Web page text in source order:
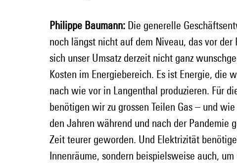
Philippe Baumann: Die generelle
noch längst nicht auf dem Niveau, das vor
sich unser Umsatz derzeit nicht ganz
Kosten im Energiebereich. Es ist Energie, die
nach wie vor in Langenthal produzieren. Für
benötigen wir zu grossen Teilen Gas – und
den Jahren während und nach der Pandemie
Zeit teurer geworden. Und Elektrizität
Innenräume, sondern beispielsweise auch,